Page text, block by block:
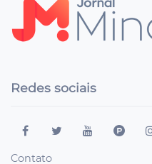
Redes sociais
Contato